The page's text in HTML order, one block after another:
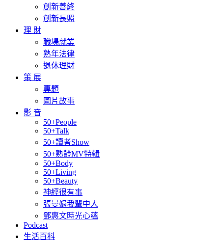
創新善終
創新長照
理 財
職場就業
熟年法律
退休理財
策 展
專題
圖片故事
影 音
50+People
50+Talk
50+讀者Show
50+熟齡MV特輯
50+Body
50+Living
50+Beauty
神經很有事
張曼娟我輩中人
鄧惠文時光心蘊
Podcast
生活百科